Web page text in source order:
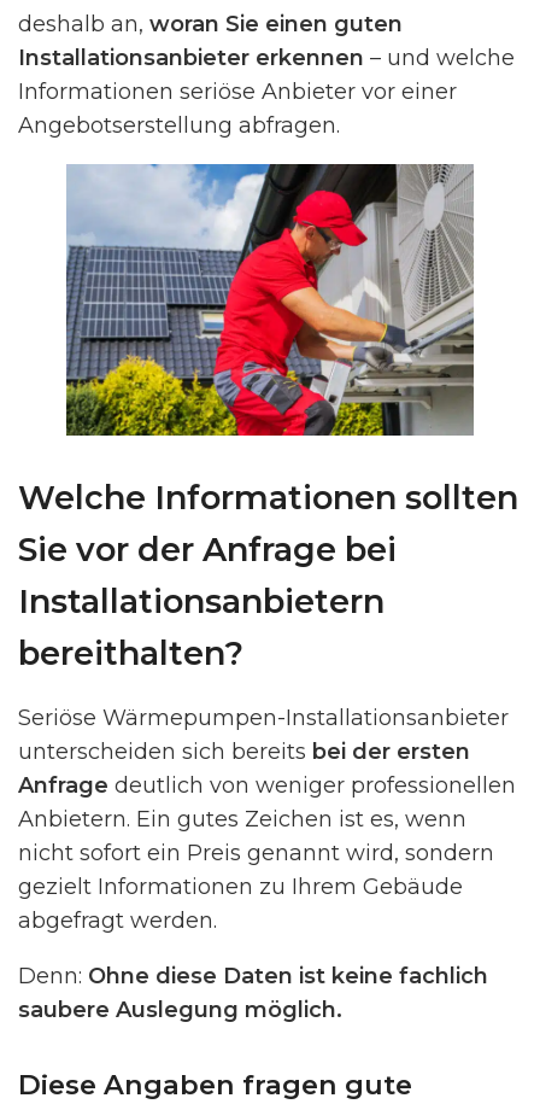
deshalb an, woran Sie einen guten
Installationsanbieter erkennen – und welche
Informationen seriöse Anbieter vor einer
Angebotserstellung abfragen.
Welche Informationen sollten
Sie vor der Anfrage bei
Installationsanbietern
bereithalten?
Seriöse Wärmepumpen-Installationsanbieter
unterscheiden sich bereits bei der ersten
Anfrage deutlich von weniger professionellen
Anbietern. Ein gutes Zeichen ist es, wenn
nicht sofort ein Preis genannt wird, sondern
gezielt Informationen zu Ihrem Gebäude
abgefragt werden.
Denn: Ohne diese Daten ist keine fachlich
saubere Auslegung möglich.
Diese Angaben fragen gute